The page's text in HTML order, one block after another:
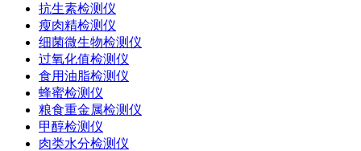
抗生素检测仪
瘦肉精检测仪
细菌微生物检测仪
过氧化值检测仪
食用油脂检测仪
蜂蜜检测仪
粮食重金属检测仪
甲醇检测仪
肉类水分检测仪